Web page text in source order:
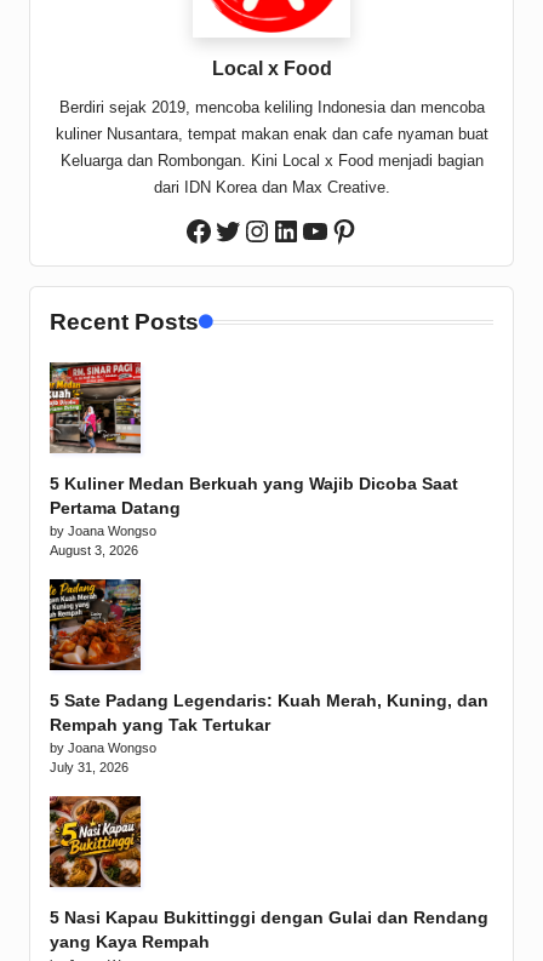
Local x Food
Berdiri sejak 2019, mencoba keliling Indonesia dan mencoba
kuliner Nusantara, tempat makan enak dan cafe nyaman buat
Keluarga dan Rombongan. Kini Local x Food menjadi bagian
dari IDN Korea dan Max Creative.
Facebook
Twitter
Instagram
LinkedIn
YouTube
Pinterest
Recent Posts
5 Kuliner Medan Berkuah yang Wajib Dicoba Saat
Pertama Datang
by Joana Wongso
August 3, 2026
5 Sate Padang Legendaris: Kuah Merah, Kuning, dan
Rempah yang Tak Tertukar
by Joana Wongso
July 31, 2026
5 Nasi Kapau Bukittinggi dengan Gulai dan Rendang
yang Kaya Rempah